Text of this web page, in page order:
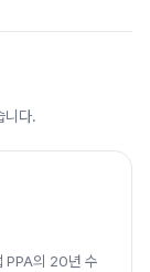
니다.
PPA의 20년 수